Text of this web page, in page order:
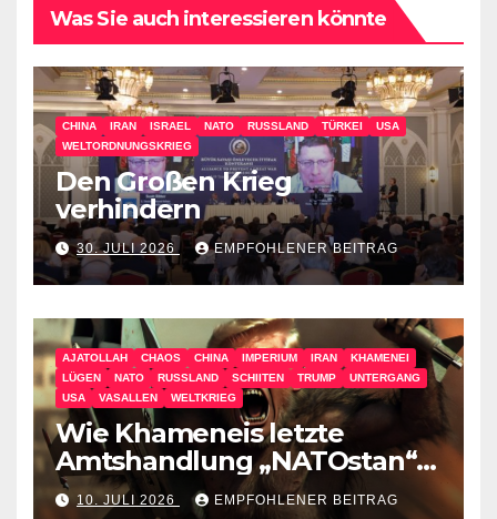
Was Sie auch interessieren könnte
CHINA IRAN ISRAEL NATO RUSSLAND TÜRKEI
USA
WELTORDNUNGSKRIEG
Den Großen Krieg
verhindern
30. JULI 2026 EMPFOHLENER BEITRAG
AJATOLLAH CHAOS CHINA IMPERIUM IRAN
KHAMENEI
LÜGEN
NATO RUSSLAND SCHIITEN TRUMP
UNTERGANG
USA
VASALLEN WELTKRIEG
Wie Khameneis letzte
Amtshandlung „NATOstan“
besiegt
10. JULI 2026 EMPFOHLENER BEITRAG